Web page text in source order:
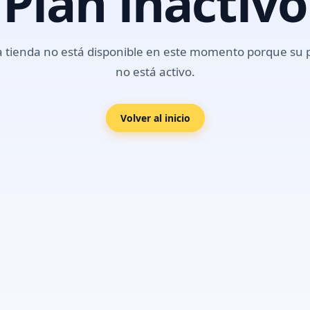
tienda no está disponible en este momento porque su
no está activo.
Volver al inicio